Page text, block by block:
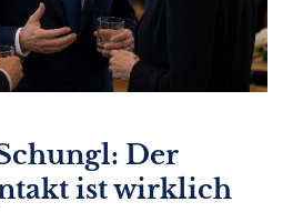
Der
ist wirklich